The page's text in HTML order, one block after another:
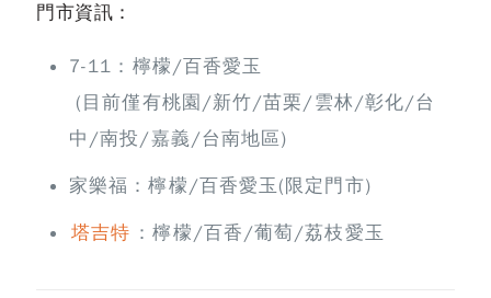
門市資訊：
7-11：檸檬/百香愛玉
(目前僅有桃園/新竹/苗栗/雲林/彰化/台
中/南投/嘉義/台南地區)
家樂福：檸檬/百香愛玉(限定門市)
塔吉特 ：檸檬/百香/葡萄/荔枝愛玉